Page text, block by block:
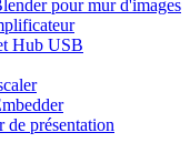
pour mur d'images
Hub USB
de présentation